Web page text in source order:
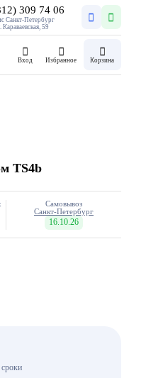
309 74 06
Санкт-Петербург
Караваевская, 59
Вход Избранное Корзина
TS4b
Самовывоз
Санкт-Петербург
16.10.26